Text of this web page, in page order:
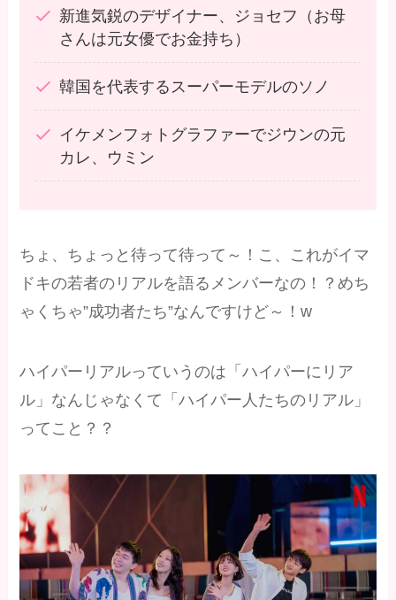
新進気鋭のデザイナー、ジョセフ（お母
さんは元女優でお金持ち）
韓国を代表するスーパーモデルのソノ
イケメンフォトグラファーでジウンの元
カレ、ウミン
ちょ、ちょっと待って待って～！こ、これがイマ
ドキの若者のリアルを語るメンバーなの！？めち
ゃくちゃ”成功者たち”なんですけど～！w
ハイパーリアルっていうのは「ハイパーにリア
ル」なんじゃなくて「ハイパー人たちのリアル」
ってこと？？